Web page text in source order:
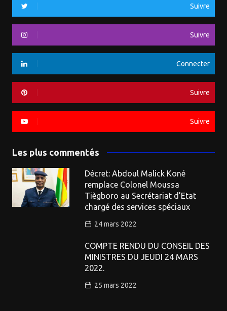
Suivre
Suivre
Connecter
Suivre
Suivre
Les plus commentés
Décret: Abdoul Malick Koné
remplace Colonel Moussa
Tiègboro au Secrétariat d’Etat
chargé des services spéciaux
24 mars 2022
COMPTE RENDU DU CONSEIL DES
MINISTRES DU JEUDI 24 MARS
2022.
25 mars 2022